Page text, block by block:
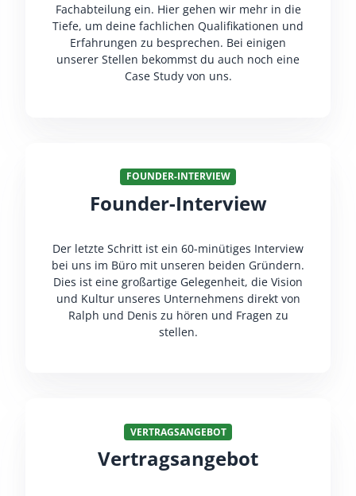
Fachabteilung ein. Hier gehen wir mehr in die
Tiefe, um deine fachlichen Qualifikationen und
Erfahrungen zu besprechen. Bei einigen
unserer Stellen bekommst du auch noch eine
Case Study von uns.
FOUNDER-INTERVIEW
Founder-Interview
Der letzte Schritt ist ein 60-minütiges Interview
bei uns im Büro mit unseren beiden Gründern.
Dies ist eine großartige Gelegenheit, die Vision
und Kultur unseres Unternehmens direkt von
Ralph und Denis zu hören und Fragen zu
stellen.
VERTRAGSANGEBOT
Vertragsangebot